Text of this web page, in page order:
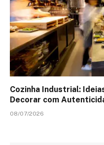
Cozinha Industrial:
Decorar com
08/07/2026